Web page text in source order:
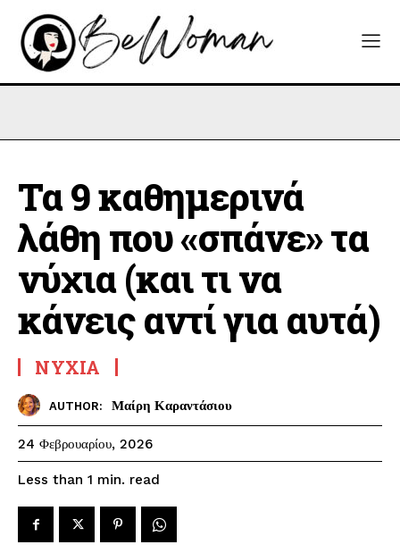
Τα 9 καθημερινά
λάθη που «σπάνε» τα
νύχια (και τι να
κάνεις αντί για αυτά)
ΝΎΧΙΑ
AUTHOR: Μαίρη Καραντάσιου
24 Φεβρουαρίου, 2026
Less than 1 min. read